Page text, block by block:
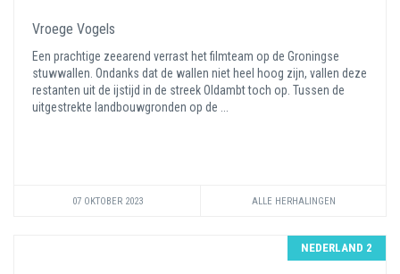
Vroege Vogels
Een prachtige zeearend verrast het filmteam op de Groningse
stuwwallen. Ondanks dat de wallen niet heel hoog zijn, vallen deze
restanten uit de ijstijd in de streek Oldambt toch op. Tussen de
uitgestrekte landbouwgronden op de ...
07 OKTOBER 2023 ALLE HERHALINGEN
NEDERLAND 2